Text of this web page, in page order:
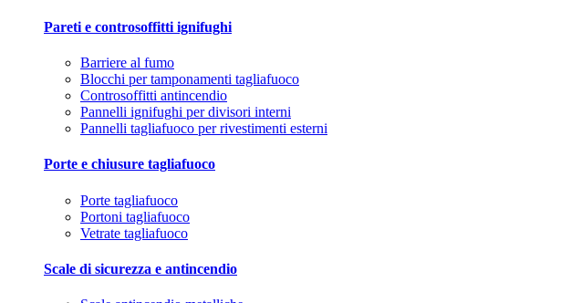
Pareti e controsoffitti ignifughi
Barriere al fumo
Blocchi per tamponamenti tagliafuoco
Controsoffitti antincendio
Pannelli ignifughi per divisori interni
Pannelli tagliafuoco per rivestimenti esterni
Porte e chiusure tagliafuoco
Porte tagliafuoco
Portoni tagliafuoco
Vetrate tagliafuoco
Scale di sicurezza e antincendio